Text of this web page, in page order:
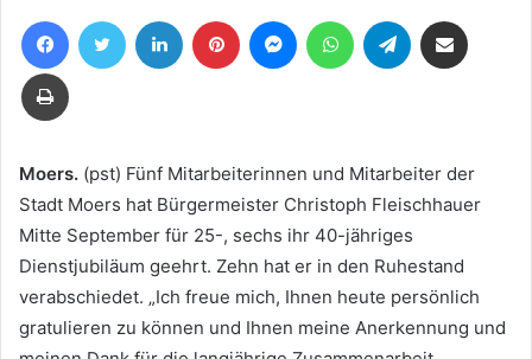
eine
E-
FacebookTwitter LinkedIn Pinterest MessengerWhatsAppTelegram
Drucken
Moers. (pst) Fünf Mitarbeiterinnen und Mitarbeiter der
Stadt Moers hat Bürgermeister Christoph Fleischhauer
Mitte September für 25-, sechs ihr 40-jähriges
Dienstjubiläum geehrt. Zehn hat er in den Ruhestand
verabschiedet. „Ich freue mich, Ihnen heute persönlich
gratulieren zu können und Ihnen meine Anerkennung und